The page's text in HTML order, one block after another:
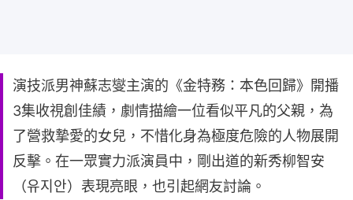
演技派男神蘇志燮主演的《金特務：本色回歸》開播
3集收視創佳績，劇情描繪一位看似平凡的父親，為
了營救摯愛的女兒，不惜化身為極度危險的人物展開
反擊。在一眾實力派演員中，剛出道的新秀柳智安
（유지안）表現亮眼，也引起網友討論。